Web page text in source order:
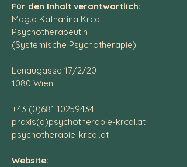
Für den Inhalt verantwortlich:
Mag.a Katharina Krcal
Psychotherapeutin
(Systemische Psychotherapie)
Lenaugasse 17/2/20
1080 Wien
+43 (0)681 10259434
praxis(a)psychotherapie-krcal.at
psychotherapie-krcal.at
Website: